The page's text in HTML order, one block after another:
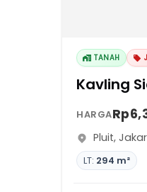
TANAH
Kavling
HARGA
Pluit,
LT: 294 m²